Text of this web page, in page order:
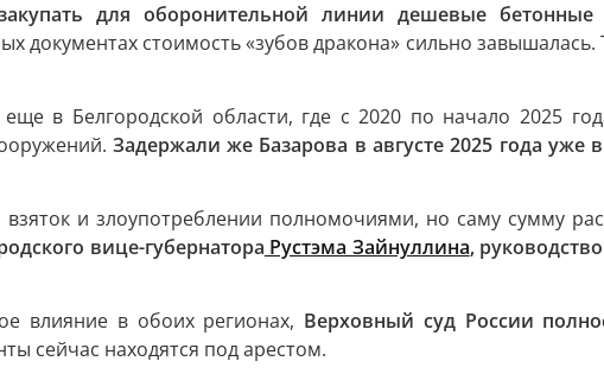
для оборонительной линии дешевые
документах стоимость «зубов дракона» сильно
в Белгородской области, где с 2020 по начало 2025
Задержали же Базарова в августе 2025 года уже
и злоупотреблении полномочиями, но саму сумму
вице-губернатора Рустэма Зайнуллина,
влияние в обоих регионах, Верховный суд России
сейчас находятся под арестом.